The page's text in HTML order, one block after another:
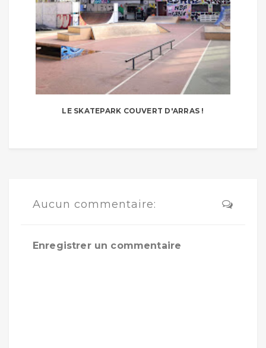
LE SKATEPARK COUVERT D'ARRAS !
Aucun commentaire:
Enregistrer un commentaire